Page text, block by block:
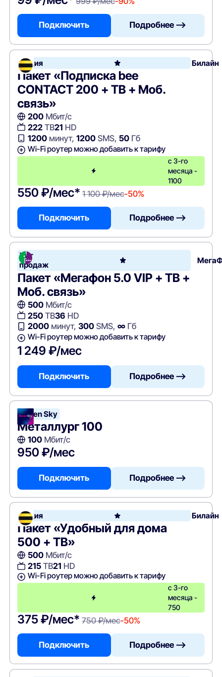
Подключить Подробнее —>
Акция Билайн
Пакет «Подписка bee
CONTACT 200 + ТВ + Моб.
связь»
200Мбит/с
222ТВ21 HD
1200минут, 1200SMS, 50Гб
Wi-Fi роутер можно добавить к тарифу
с 3-го
месяца -
1100
550 ₽/мес* 1 100 ₽/мес-50%
Подключить Подробнее —>
Хит
продаж
Пакет «Мегафон 5.0 VIP + ТВ +
Моб. связь»
500Мбит/с
250ТВ36 HD
2000минут, 300SMS, ∞Гб
Wi-Fi роутер можно добавить к тарифу
1 249 ₽/мес
Подключить Подробнее —>
Seven Sky
Металлург 100
100Мбит/с
950 ₽/мес
Подключить Подробнее —>
Акция Билайн
Пакет «Удобный для дома
500 + ТВ»
500Мбит/с
215ТВ21 HD
Wi-Fi роутер можно добавить к тарифу
с 3-го
месяца -
750
375 ₽/мес* 750 ₽/мес-50%
Подключить Подробнее —>